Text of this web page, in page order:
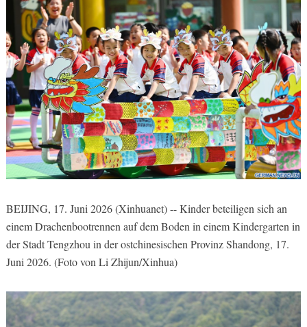
BEIJING, 17. Juni 2026 (Xinhuanet) -- Kinder beteiligen sich an
einem Drachenbootrennen auf dem Boden in einem Kindergarten in
der Stadt Tengzhou in der ostchinesischen Provinz Shandong, 17.
Juni 2026. (Foto von Li Zhijun/Xinhua)